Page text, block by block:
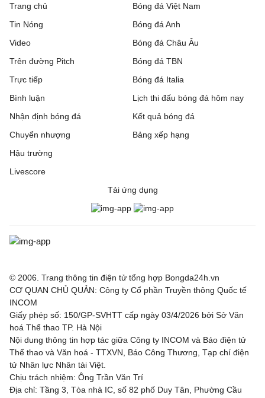
Trang chủ
Tin Nóng
Video
Trên đường Pitch
Trực tiếp
Bóng đá Việt Nam
Bóng đá Anh
Bóng đá Châu Âu
Bóng đá TBN
Bóng đá Italia
Bình luận
Nhận định bóng đá
Chuyển nhượng
Hậu trường
Livescore
Lịch thi đấu bóng đá hôm nay
Kết quả bóng đá
Bảng xếp hạng
Tải ứng dụng
© 2006. Trang thông tin điện tử tổng hợp Bongda24h.vn
CƠ QUAN CHỦ QUẢN: Công ty Cổ phần Truyền thông Quốc tế
INCOM
Giấy phép số: 150/GP-SVHTT cấp ngày 03/4/2026 bởi Sở Văn
hoá Thể thao TP. Hà Nội
Nội dung thông tin hợp tác giữa Công ty INCOM và Báo điện tử
Thể thao và Văn hoá - TTXVN, Báo Công Thương, Tạp chí điện
tử Nhân lực Nhân tài Việt.
Chịu trách nhiệm: Ông Trần Văn Trí
Địa chỉ: Tầng 3, Tòa nhà IC, số 82 phố Duy Tân, Phường Cầu